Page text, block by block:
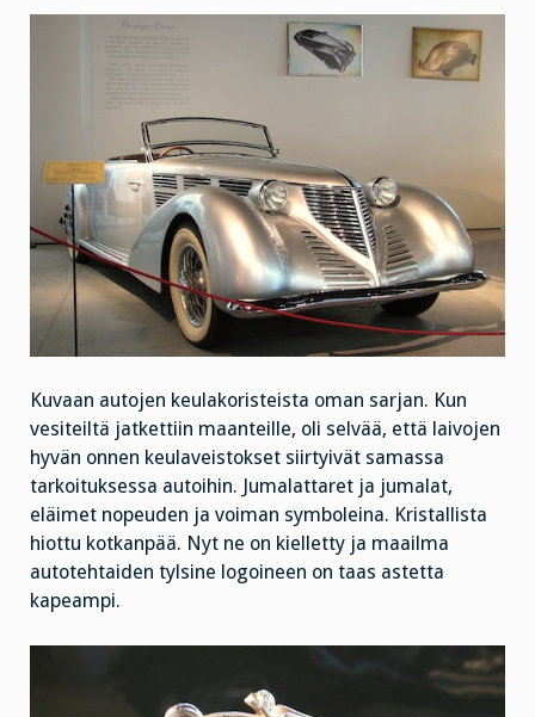
Kuvaan autojen keulakoristeista oman sarjan. Kun
vesiteiltä jatkettiin maanteille, oli selvää, että laivojen
hyvän onnen keulaveistokset siirtyivät samassa
tarkoituksessa autoihin. Jumalattaret ja jumalat,
eläimet nopeuden ja voiman symboleina. Kristallista
hiottu kotkanpää. Nyt ne on kielletty ja maailma
autotehtaiden tylsine logoineen on taas astetta
kapeampi.